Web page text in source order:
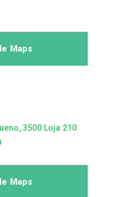
Maps
3500 Loja 210
Maps